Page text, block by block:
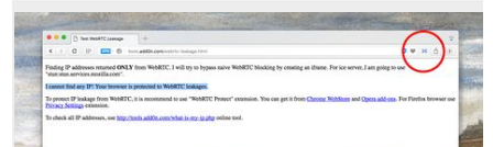
accéder
à
vos
données
sur
tous
les
sites.